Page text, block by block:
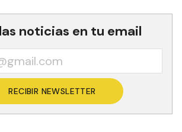
noticias en tu email
RECIBIR NEWSLETTER